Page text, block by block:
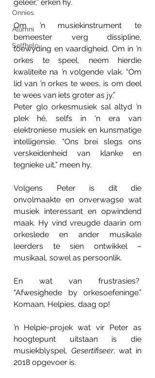
Onnies
Alumni
Selfhelp
geleer,” erken hy.
Om ’n musiekinstrument te
bemeester verg dissipline,
toewyding en vaardigheid. Om in ’n
orkes te speel, neem hierdie
kwaliteite na ’n volgende vlak. “Om
lid van ’n orkes te wees, is om deel
te wees van iets groter as jy.”
Peter glo orkesmusiek sal altyd ’n
plek hê, selfs in ‘n era van
elektroniese musiek en kunsmatige
intelligensie. “Ons brei slegs ons
verskeidenheid van klanke en
tegnieke uit,” meen hy.
Volgens Peter is dit die
onvolmaakte en onverwagse wat
musiek interessant en opwindend
maak. Hy vind vreugde daarin om
orkeslede en ander musikale
leerders te sien ontwikkel –
musikaal, sowel as persoonlik.
En wat van frustrasies?
“Afwesighede by orkesoefeninge.”
Komaan, Helpies, daag op!
’n Helpie-projek wat vir Peter as
hoogtepunt uitstaan is die
musiekblyspel, Gesertifiseer, wat in
2018 opgevoer is.